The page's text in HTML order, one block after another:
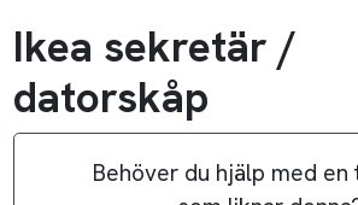
Ikea sekretär /
datorskåp
Behöver du hjälp med